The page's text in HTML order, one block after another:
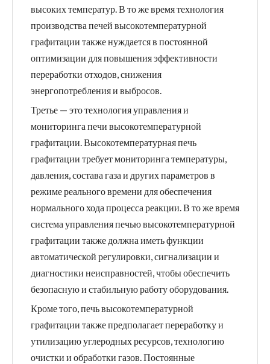
высоких температур. В то же время технология
производства печей высокотемпературной
графитации также нуждается в постоянной
оптимизации для повышения эффективности
переработки отходов, снижения
энергопотребления и выбросов.
Третье — это технология управления и
мониторинга печи высокотемпературной
графитации. Высокотемпературная печь
графитации требует мониторинга температуры,
давления, состава газа и других параметров в
режиме реального времени для обеспечения
нормального хода процесса реакции. В то же время
система управления печью высокотемпературной
графитации также должна иметь функции
автоматической регулировки, сигнализации и
диагностики неисправностей, чтобы обеспечить
безопасную и стабильную работу оборудования.
Кроме того, печь высокотемпературной
графитации также предполагает переработку и
утилизацию углеродных ресурсов, технологию
очистки и обработки газов. Постоянные